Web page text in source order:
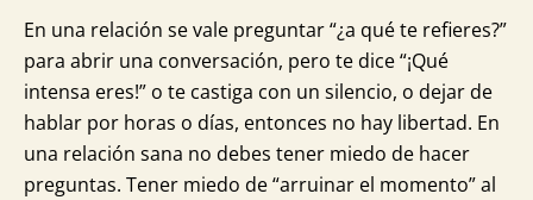
En una relación se vale preguntar “¿a qué te refieres?”
para abrir una conversación, pero te dice “¡Qué
intensa eres!” o te castiga con un silencio, o dejar de
hablar por horas o días, entonces no hay libertad. En
una relación sana no debes tener miedo de hacer
preguntas. Tener miedo de “arruinar el momento” al